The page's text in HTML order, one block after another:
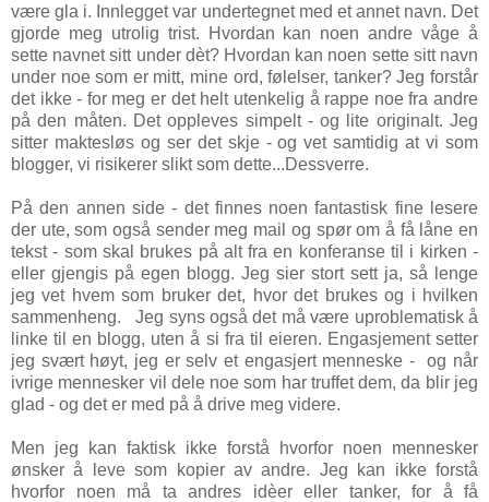
være gla i. Innlegget var undertegnet med et annet navn. Det
gjorde meg utrolig trist. Hvordan kan noen andre våge å
sette navnet sitt under dèt? Hvordan kan noen sette sitt navn
under noe som er mitt, mine ord, følelser, tanker? Jeg forstår
det ikke - for meg er det helt utenkelig å rappe noe fra andre
på den måten. Det oppleves simpelt - og lite originalt. Jeg
sitter maktesløs og ser det skje - og vet samtidig at vi som
blogger, vi risikerer slikt som dette...Dessverre.
På den annen side - det finnes noen fantastisk fine lesere
der ute, som også sender meg mail og spør om å få låne en
tekst - som skal brukes på alt fra en konferanse til i kirken -
eller gjengis på egen blogg. Jeg sier stort sett ja, så lenge
jeg vet hvem som bruker det, hvor det brukes og i hvilken
sammenheng. Jeg syns også det må være uproblematisk å
linke til en blogg, uten å si fra til eieren. Engasjement setter
jeg svært høyt, jeg er selv et engasjert menneske - og når
ivrige mennesker vil dele noe som har truffet dem, da blir jeg
glad - og det er med på å drive meg videre.
Men jeg kan faktisk ikke forstå hvorfor noen mennesker
ønsker å leve som kopier av andre. Jeg kan ikke forstå
hvorfor noen må ta andres idèer eller tanker, for å få